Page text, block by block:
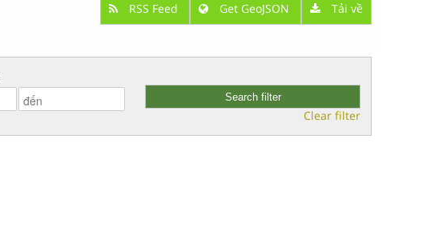
RSS Feed Get GeoJSON Tải về
Clear filter